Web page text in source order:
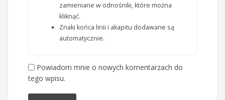
zamieniane w odnośniki, które można
kliknąć.
Znaki końca linii i akapitu dodawane są
automatycznie.
Powiadom mnie o nowych komentarzach do
tego wpisu.